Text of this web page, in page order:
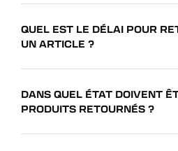
QUEL EST LE DÉLAI POUR
UN ARTICLE ?
DANS QUEL ÉTAT DOIVENT
PRODUITS RETOURNÉS ?